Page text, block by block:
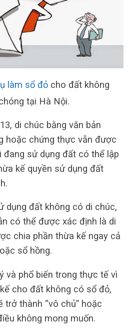
làm sổ đỏ cho đất không
tại Hà Nội.
di chúc bằng văn bản
hoặc chứng thực vẫn được
đang sử dụng đất có thể lập
kế quyền sử dụng đất
dụng đất không có di chúc,
có thể được xác định là di
chia phần thừa kế ngay cả
sổ hồng.
và phổ biến trong thực tế vì
cho đất không có sổ đỏ,
trở thành “vô chủ” hoặc
không mong muốn.